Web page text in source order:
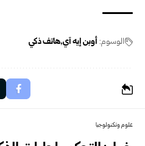
الوسوم: أوبن إيه آي هاتف ذكي
علوم وتكنولوجيا